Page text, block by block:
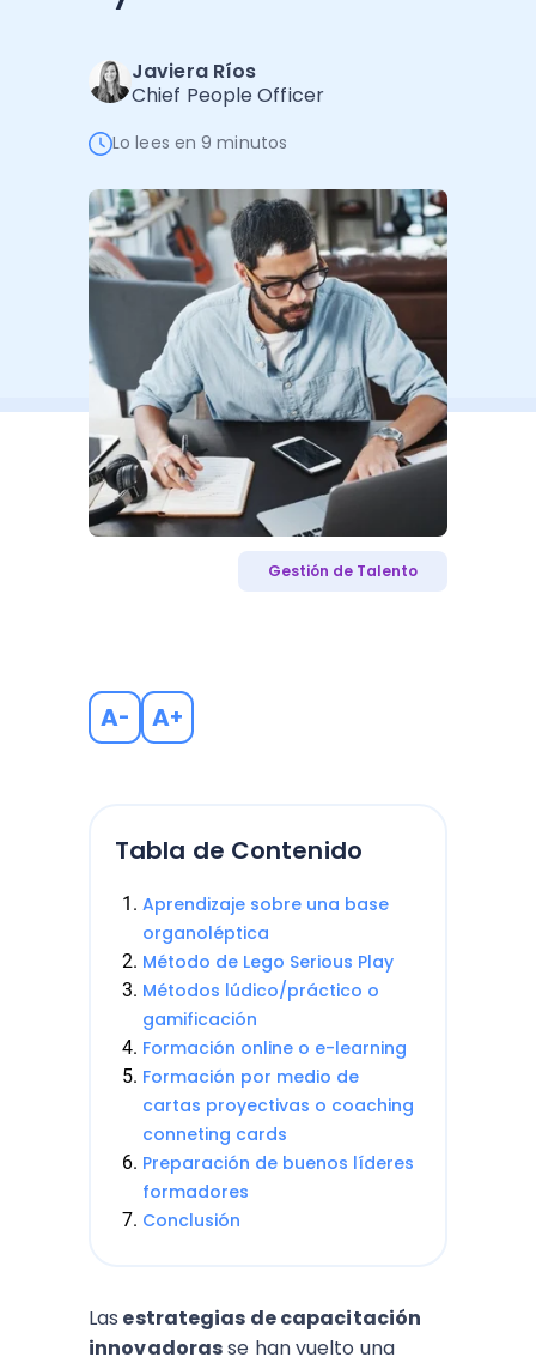
Administración Empresarial
Software Factura y Administración
Autores
Javiera Ríos
Chief People Officer
Lo lees en 9 minutos
Gestión de Talento
A- A+
Tabla de Contenido
Aprendizaje sobre una base
organoléptica
Método de Lego Serious Play
Métodos lúdico/práctico o
gamificación
Formación online o e-learning
Formación por medio de
cartas proyectivas o coaching
conneting cards
Preparación de buenos líderes
formadores
Conclusión
Las estrategias de capacitación
innovadorasse han vuelto una